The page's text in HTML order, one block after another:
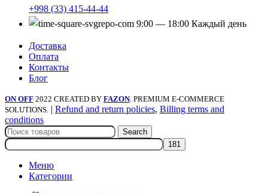
+998 (33) 415-44-44
9:00 — 18:00 Каждый день
Доставка
Оплата
Контакты
Блог
ON OFF 2022 CREATED BY FAZON. PREMIUM E-COMMERCE
SOLUTIONS. | Refund and return policies, Billing terms and
conditions
Search
Меню
Категории